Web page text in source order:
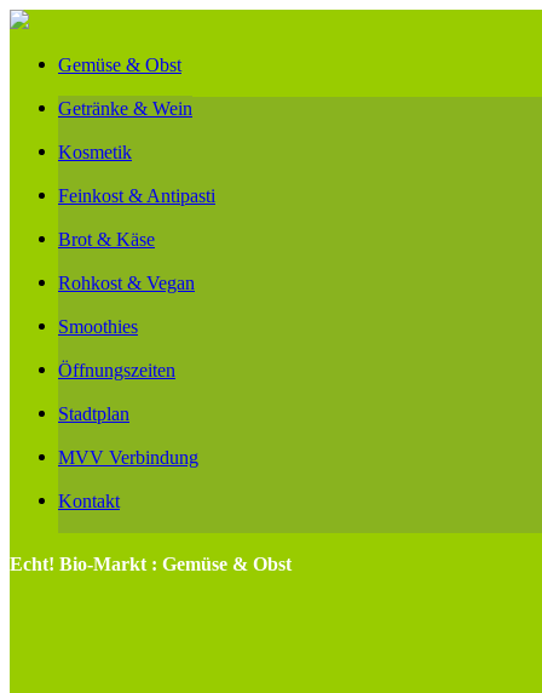
Gemüse & Obst
Getränke & Wein
Kosmetik
Feinkost & Antipasti
Brot & Käse
Rohkost & Vegan
Smoothies
Öffnungszeiten
Stadtplan
MVV Verbindung
Kontakt
Echt! Bio-Markt : Gemüse & Obst